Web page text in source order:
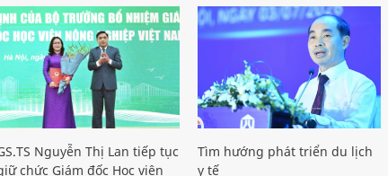
Nguyễn Thị Lan tiếp tục
chức Giám đốc Học viện
Tìm hướng phát triển du lịch
y tế